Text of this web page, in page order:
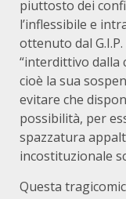
piuttosto dei
l’inflessibile e
ottenuto dal
“interdittivo dalla
cioè la sua
evitare che
possibilità, per
spazzatura
incostituzionale
Questa